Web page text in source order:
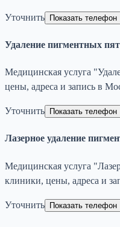
Уточнить Показать телефон
Удаление пигментных
Медицинская услуга
цены, адреса и запись в
Уточнить Показать телефон
Лазерное удаление
Медицинская услуга
клиники, цены, адреса и
Уточнить Показать телефон